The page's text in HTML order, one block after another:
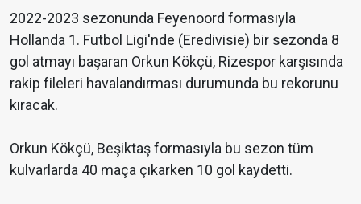
2022-2023 sezonunda Feyenoord formasıyla
Hollanda 1. Futbol Ligi'nde (Eredivisie) bir sezonda 8
gol atmayı başaran Orkun Kökçü, Rizespor karşısında
rakip fileleri havalandırması durumunda bu rekorunu
kıracak.
Orkun Kökçü, Beşiktaş formasıyla bu sezon tüm
kulvarlarda 40 maça çıkarken 10 gol kaydetti.